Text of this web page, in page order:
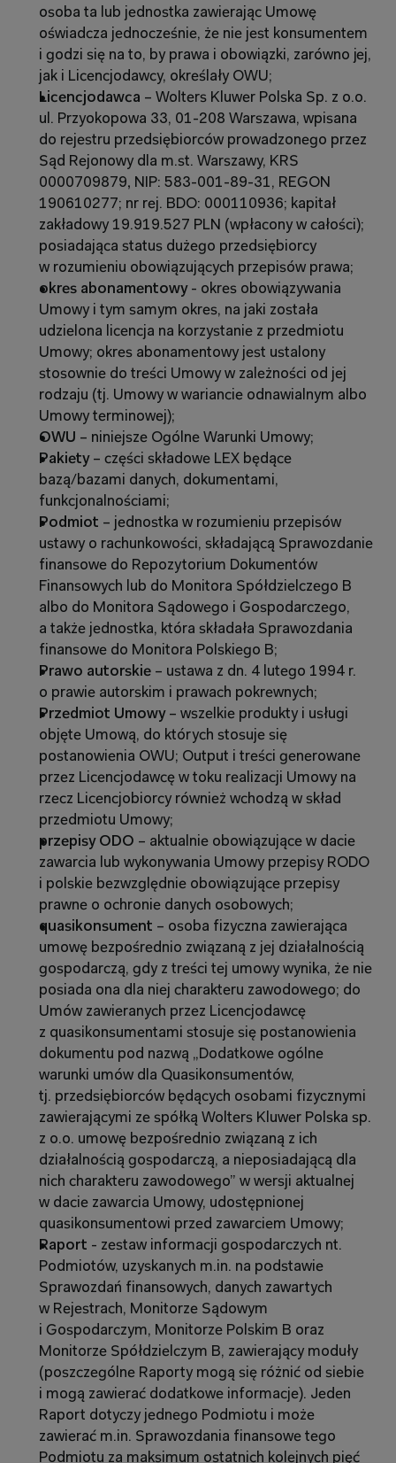
osoba ta lub jednostka zawierając Umowę
oświadcza jednocześnie, że nie jest konsumentem
i godzi się na to, by prawa i obowiązki, zarówno jej,
jak i Licencjodawcy, określały OWU;
Licencjodawca – Wolters Kluwer Polska Sp. z o.o.
ul. Przyokopowa 33, 01-208 Warszawa, wpisana
do rejestru przedsiębiorców prowadzonego przez
Sąd Rejonowy dla m.st. Warszawy, KRS
0000709879, NIP: 583-001-89-31, REGON
190610277; nr rej. BDO: 000110936; kapitał
zakładowy 19.919.527 PLN (wpłacony w całości);
posiadająca status dużego przedsiębiorcy
w rozumieniu obowiązujących przepisów prawa;
okres abonamentowy - okres obowiązywania
Umowy i tym samym okres, na jaki została
udzielona licencja na korzystanie z przedmiotu
Umowy; okres abonamentowy jest ustalony
stosownie do treści Umowy w zależności od jej
rodzaju (tj. Umowy w wariancie odnawialnym albo
Umowy terminowej);
OWU – niniejsze Ogólne Warunki Umowy;
Pakiety – części składowe LEX będące
bazą/bazami danych, dokumentami,
funkcjonalnościami;
Podmiot – jednostka w rozumieniu przepisów
ustawy o rachunkowości, składającą Sprawozdanie
finansowe do Repozytorium Dokumentów
Finansowych lub do Monitora Spółdzielczego B
albo do Monitora Sądowego i Gospodarczego,
a także jednostka, która składała Sprawozdania
finansowe do Monitora Polskiego B;
Prawo autorskie – ustawa z dn. 4 lutego 1994 r.
o prawie autorskim i prawach pokrewnych;
Przedmiot Umowy – wszelkie produkty i usługi
objęte Umową, do których stosuje się
postanowienia OWU; Output i treści generowane
przez Licencjodawcę w toku realizacji Umowy na
rzecz Licencjobiorcy również wchodzą w skład
przedmiotu Umowy;
przepisy ODO – aktualnie obowiązujące w dacie
zawarcia lub wykonywania Umowy przepisy RODO
i polskie bezwzględnie obowiązujące przepisy
prawne o ochronie danych osobowych;
quasikonsument – osoba fizyczna zawierająca
umowę bezpośrednio związaną z jej działalnością
gospodarczą, gdy z treści tej umowy wynika, że nie
posiada ona dla niej charakteru zawodowego; do
Umów zawieranych przez Licencjodawcę
z quasikonsumentami stosuje się postanowienia
dokumentu pod nazwą „Dodatkowe ogólne
warunki umów dla Quasikonsumentów,
tj. przedsiębiorców będących osobami fizycznymi
zawierającymi ze spółką Wolters Kluwer Polska sp.
z o.o. umowę bezpośrednio związaną z ich
działalnością gospodarczą, a nieposiadającą dla
nich charakteru zawodowego” w wersji aktualnej
w dacie zawarcia Umowy, udostępnionej
quasikonsumentowi przed zawarciem Umowy;
Raport - zestaw informacji gospodarczych nt.
Podmiotów, uzyskanych m.in. na podstawie
Sprawozdań finansowych, danych zawartych
w Rejestrach, Monitorze Sądowym
i Gospodarczym, Monitorze Polskim B oraz
Monitorze Spółdzielczym B, zawierający moduły
(poszczególne Raporty mogą się różnić od siebie
i mogą zawierać dodatkowe informacje). Jeden
Raport dotyczy jednego Podmiotu i może
zawierać m.in. Sprawozdania finansowe tego
Podmiotu za maksimum ostatnich kolejnych pięć